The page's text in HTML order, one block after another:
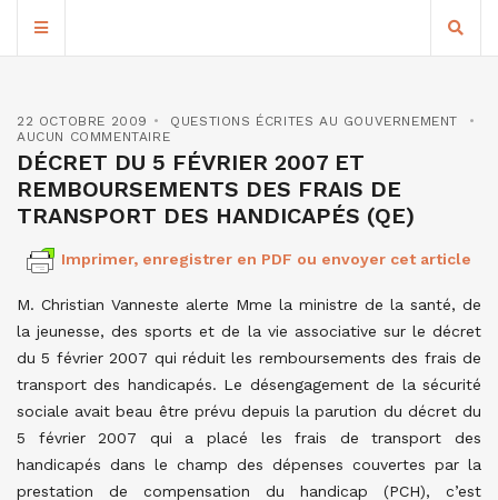
22 OCTOBRE 2009
QUESTIONS ÉCRITES AU GOUVERNEMENT
AUCUN COMMENTAIRE
DÉCRET DU 5 FÉVRIER 2007 ET
REMBOURSEMENTS DES FRAIS DE
TRANSPORT DES HANDICAPÉS (QE)
Imprimer, enregistrer en PDF ou envoyer cet article
M. Christian Vanneste alerte Mme la ministre de la santé, de
la jeunesse, des sports et de la vie associative sur le décret
du 5 février 2007 qui réduit les remboursements des frais de
transport des handicapés. Le désengagement de la sécurité
sociale avait beau être prévu depuis la parution du décret du
5 février 2007 qui a placé les frais de transport des
handicapés dans le champ des dépenses couvertes par la
prestation de compensation du handicap (PCH), c’est